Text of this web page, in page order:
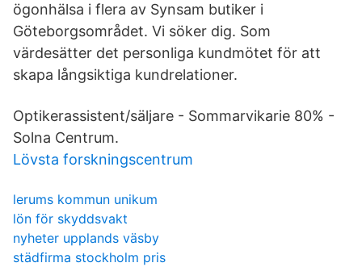
ögonhälsa i flera av Synsam butiker i
Göteborgsområdet. Vi söker dig. Som
värdesätter det personliga kundmötet för att
skapa långsiktiga kundrelationer.
Optikerassistent/säljare - Sommarvikarie 80% -
Solna Centrum.
Lövsta forskningscentrum
lerums kommun unikum
lön för skyddsvakt
nyheter upplands väsby
städfirma stockholm pris